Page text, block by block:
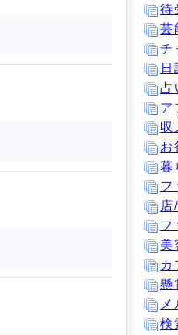
待
芸
チ
占
ア
収
お
暮
フ
店
フ
美
カ
懸
メ
検